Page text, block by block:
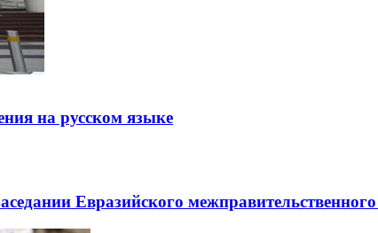
на русском языке
Евразийского